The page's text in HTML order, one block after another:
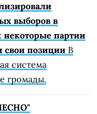
выборов в
некоторые партии
свои позиции В
система
громады.